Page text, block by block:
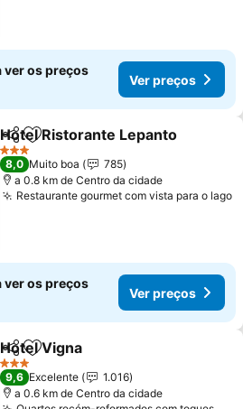
ver os preços
Ver preços
PartilharAdicionar aos favoritos
Hotel Ristorante Lepanto
3 Estrelas
8,0 Muito boa
785
a 0.8 km de Centro da cidade
Restaurante gourmet com vista para o lago
ver os preços
Ver preços
PartilharAdicionar aos favoritos
Hotel Vigna
3 Estrelas
9,6 Excelente
1.016
a 0.6 km de Centro da cidade